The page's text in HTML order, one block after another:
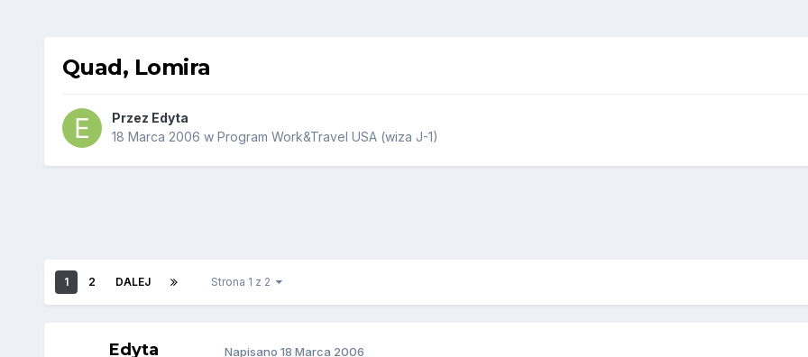
Quad, Lomira
Przez Edyta
18 Marca 2006 w Program Work&Travel USA (wiza J-1)
1 2 DALEJ Strona 1 z 2
Edyta Napisano 18 Marca 2006